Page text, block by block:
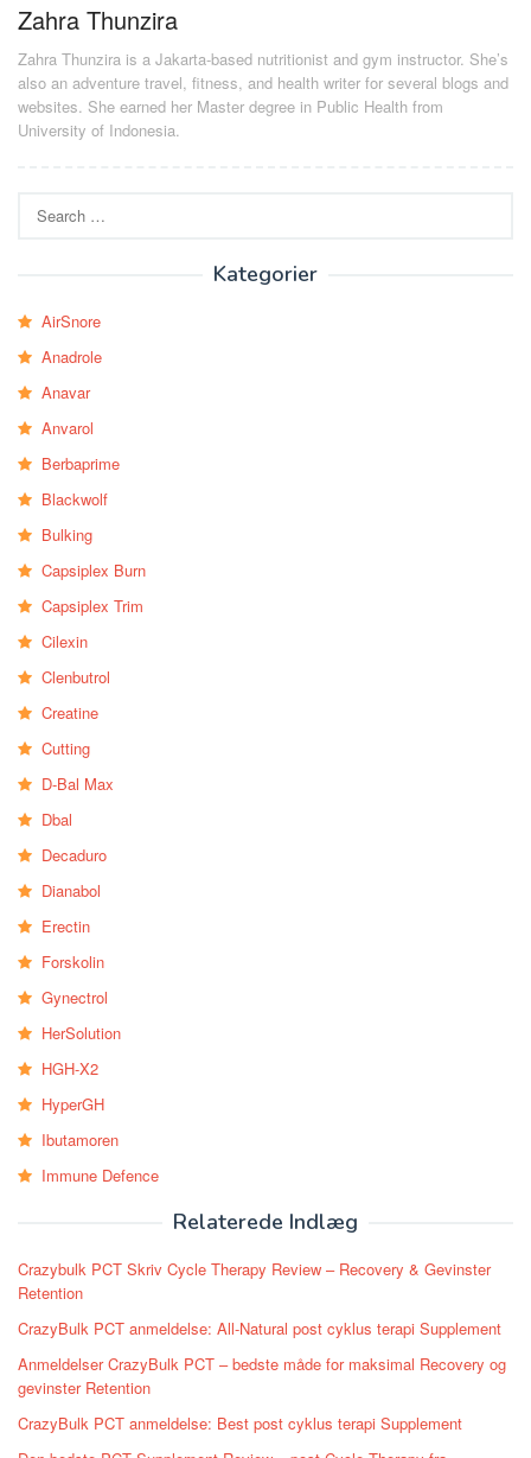
Zahra Thunzira
Zahra Thunzira is a Jakarta-based nutritionist and gym instructor. She’s
also an adventure travel, fitness, and health writer for several blogs and
websites. She earned her Master degree in Public Health from
University of Indonesia.
for:
Kategorier
AirSnore
Anadrole
Anavar
Anvarol
Berbaprime
Blackwolf
Bulking
Capsiplex Burn
Capsiplex Trim
Cilexin
Clenbutrol
Creatine
Cutting
D-Bal Max
Dbal
Decaduro
Dianabol
Erectin
Forskolin
Gynectrol
HerSolution
HGH-X2
HyperGH
Ibutamoren
Immune Defence
Relaterede Indlæg
Crazybulk PCT Skriv Cycle Therapy Review – Recovery & Gevinster
Retention
CrazyBulk PCT anmeldelse: All-Natural post cyklus terapi Supplement
Anmeldelser CrazyBulk PCT – bedste måde for maksimal Recovery og
gevinster Retention
CrazyBulk PCT anmeldelse: Best post cyklus terapi Supplement